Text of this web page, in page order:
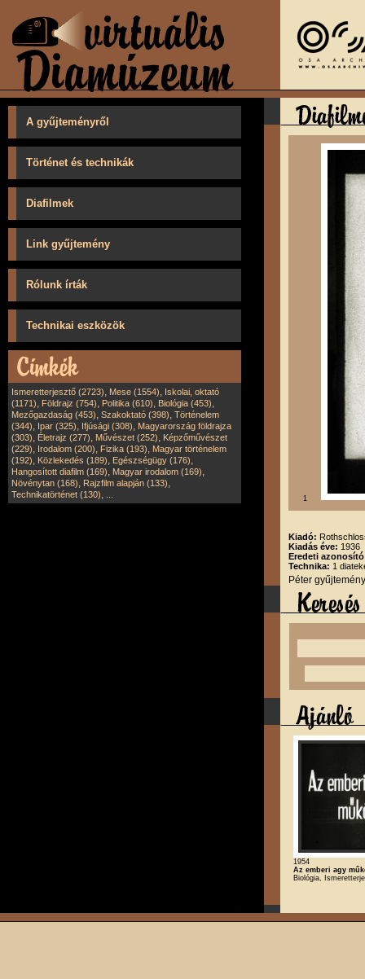
A gyűjteményről
Történet és technikák
Diafilmek
Link gyűjtemény
Rólunk írták
Technikai eszközök
Ismeretterjesztő (2723), Mese (1554), Iskolai, oktató
(1171), Földrajz (754), Politika (610), Biológia (453),
Mezőgazdaság (453), Szakoktató (398), Történelem
(344), Ipar (325), Ifjúsági (308), Magyarország földrajza
(303), Életrajz (277), Művészet (252), Képzőművészet
(229), Irodalom (200), Fizika (193), Magyar történelem
(192), Közlekedés (189), Egészségügy (176),
Hangosított diafilm (169), Magyar irodalom (169),
Növénytan (168), Rajzfilm alapján (133),
Technikatörténet (130), 1
Kiadó:
Kiadás éve: 1936
Eredeti
Technika: 1
Péter
1954
Az emberi agy
Biológia,